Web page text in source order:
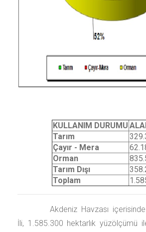
KULLANIM DURUMU
Tarım
Çayır - Mera
Orman
Tarım Dışı
Toplam
Akdeniz Havzası içerisinde
İli, 1.585.300 hektarlık yüzölçümü